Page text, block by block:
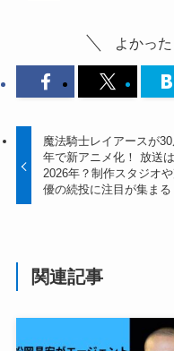
よかっ
魔法騎士レイアースが30
年で新アニメ化！ 放送は
2026年？制作スタジオ
優の続投に注目が集まる
関連記事